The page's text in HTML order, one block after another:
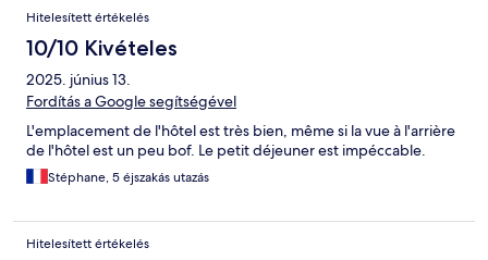
Hitelesített értékelés
10/10 Kivételes
2025. június 13.
Fordítás a Google segítségével
L'emplacement de l'hôtel est très bien, même si la vue à l'arrière
de l'hôtel est un peu bof. Le petit déjeuner est impéccable.
Stéphane, 5 éjszakás utazás
Hitelesített értékelés